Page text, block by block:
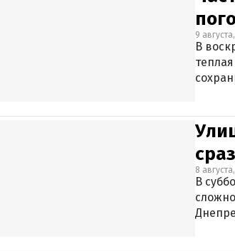
9 августа,
В
8 августа,
В